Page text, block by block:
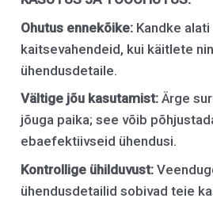
Ohutus ennekõike: Kandke
kaitsevahendeid, kui käitlete
ühendusdetaile.
Vältige jõu kasutamist:Ärge
jõuga paika; see võib
ebaefektiivseid ühendusi.
Kontrollige ühilduvust:
ühendusdetailid sobivad teie